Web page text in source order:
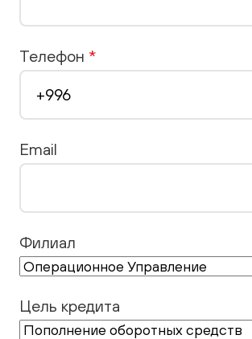
Телефон *
Email
Филиал
Цель кредита